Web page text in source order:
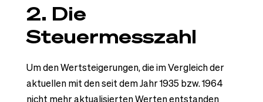
2. Die
Steuermesszahl
Um den Wertsteigerungen, die im Vergleich der
aktuellen mit den seit dem Jahr 1935 bzw. 1964
nicht mehr aktualisierten Werten entstanden